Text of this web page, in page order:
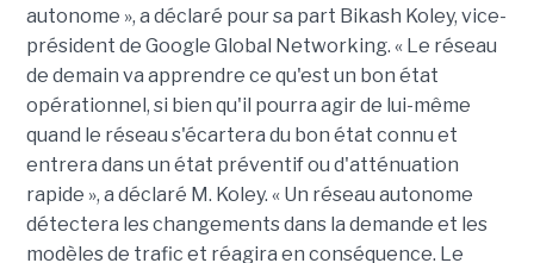
autonome », a déclaré pour sa part Bikash Koley, vice-
président de Google Global Networking. « Le réseau
de demain va apprendre ce qu'est un bon état
opérationnel, si bien qu'il pourra agir de lui-même
quand le réseau s'écartera du bon état connu et
entrera dans un état préventif ou d'atténuation
rapide », a déclaré M. Koley. « Un réseau autonome
détectera les changements dans la demande et les
modèles de trafic et réagira en conséquence. Le